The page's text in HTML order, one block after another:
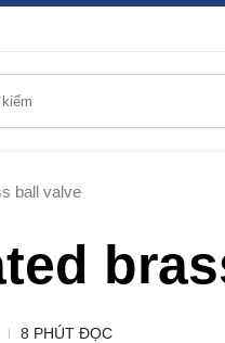
ball valve
8 PHÚT ĐỌC